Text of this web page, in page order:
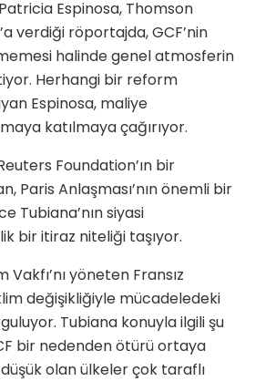
Espinosa, Thomson
verdiği röportajda, GCF’nin
halinde genel atmosferin
Herhangi bir reform
Espinosa, maliye
katılmaya çağırıyor.
Foundation’ın bir
Paris Anlaşması’nın önemli bir
Tubiana’nın siyasi
bir itiraz niteliği taşıyor.
yöneten Fransız
değişikliğiyle mücadeledeki
Tubiana konuyla ilgili şu
bir nedenden ötürü ortaya
düşük olan ülkeler çok taraflı